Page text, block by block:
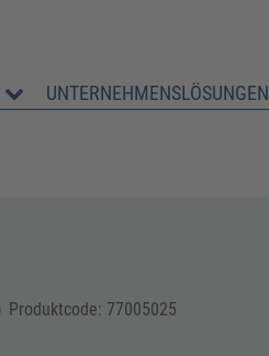
UNTERNEHMENSLÖSUNGEN
Produktcode: 77005025